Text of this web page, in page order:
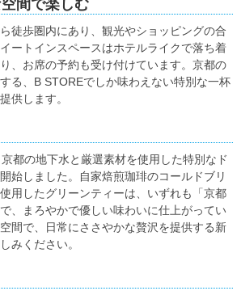
間で楽しむ
徒歩圏内にあり、観光やショッピングの合
ートインスペースはホテルライクで落ち着
、お席の予約も受け付けています。京都の
る、B STOREでしか味わえない特別な一杯
供します。
都の地下水と厳選素材を使用した特別なド
始しました。自家焙煎珈琲のコールドブリ
用したグリーンティーは、いずれも「京都
、まろやかで優しい味わいに仕上がってい
間で、日常にささやかな贅沢を提供する新
みください。